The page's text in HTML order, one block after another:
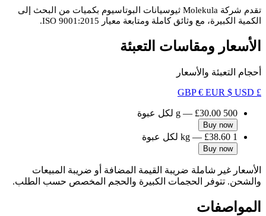
تقدم شركة Molekula ثيوسيانات البوتاسيوم بكميات من البحث إلى
الكمية الكبيرة، مع وثائق كاملة ومتابعة معيار ISO 9001:2015.
الأسعار ومقاسات التعبئة
أحجام التعبئة والأسعار
£ GBP
€ EUR $ USD
500 g
— £30.00 لكل عبوة
Buy now
1 kg
— £38.60 لكل عبوة
Buy now
الأسعار غير شاملة ضريبة القيمة المضافة أو ضريبة المبيعات
والشحن. تتوفر الحجمات الكبيرة والحجم المخصص حسب الطلب.
المواصفات